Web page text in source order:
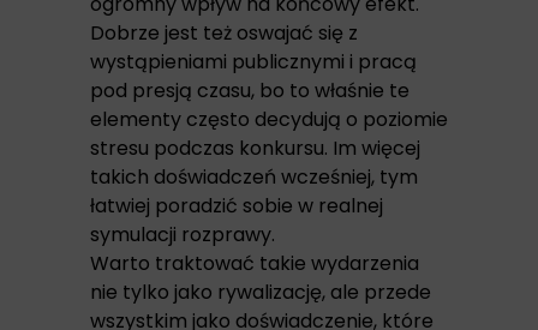
Dobrze jest też oswajać się z
wystąpieniami publicznymi i pracą
pod presją czasu, bo to właśnie te
elementy często decydują o poziomie
stresu podczas konkursu. Im więcej
takich doświadczeń wcześniej, tym
łatwiej poradzić sobie w realnej
symulacji rozprawy.
Warto traktować takie wydarzenia
nie tylko jako rywalizację, ale przede
wszystkim jako doświadczenie, które